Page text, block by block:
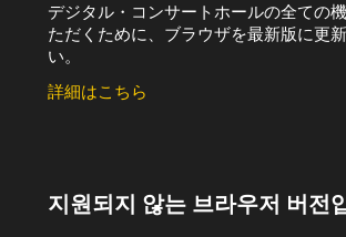
デジタル・コンサートホールの全ての
ただくために、ブラウザを最新版に更
い。
詳細はこちら
지원되지 않는 브라우저 버전